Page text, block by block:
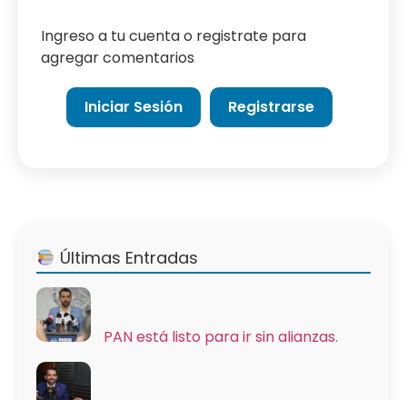
Ingreso a tu cuenta o registrate para
agregar comentarios
Iniciar Sesión Registrarse
Últimas Entradas
PAN está listo para ir sin alianzas.